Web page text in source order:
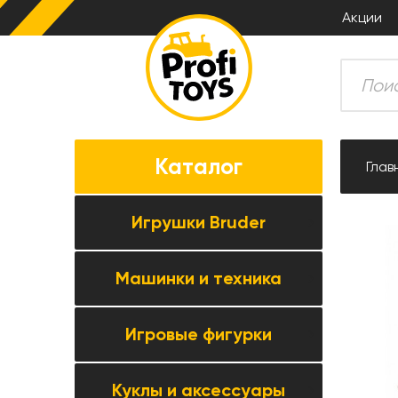
Акции
Каталог
Игрушки Bruder
Все товары категории →
Комбайны
Тракторы
Прицепная техника
Машинки и техника
Все товары категории →
Коллекционные модели
Игровые фигурки
Все товары категории →
Куклы и аксессуары